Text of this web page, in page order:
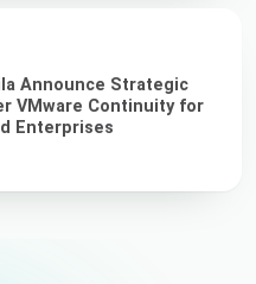
Announce Strategic
VMware Continuity for
Enterprises